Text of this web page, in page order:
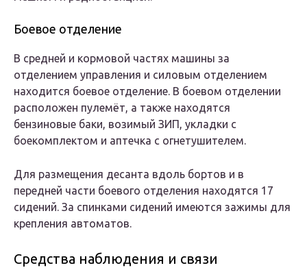
Боевое отделение
В средней и кормовой частях машины за
отделением управления и силовым отделением
находится боевое отделение. В боевом отделении
расположен пулемёт, а также находятся
бензиновые баки, возимый ЗИП, укладки с
боекомплектом и аптечка с огнетушителем.
Для размещения десанта вдоль бортов и в
передней части боевого отделения находятся 17
сидений. За спинками сидений имеются зажимы для
крепления автоматов.
Средства наблюдения и связи